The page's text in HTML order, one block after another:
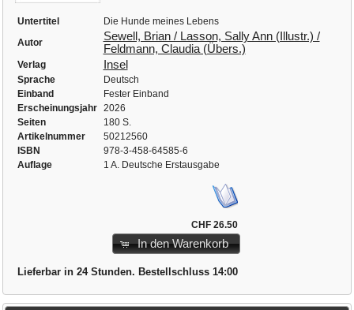
Untertitel
Die Hunde meines Lebens
Autor
Sewell, Brian / Lasson, Sally Ann (Illustr.) /
Feldmann, Claudia (Übers.)
Verlag Insel
Sprache
Deutsch
Einband
Fester Einband
Erscheinungsjahr
2026
Seiten
180 S.
Artikelnummer
50212560
ISBN
978-3-458-64585-6
Auflage
1 A. Deutsche Erstausgabe
CHF 26.50
In den Warenkorb
Lieferbar in 24 Stunden. Bestellschluss 14:00